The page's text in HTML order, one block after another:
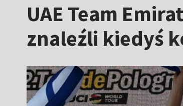
UAE Team
znaleźli kiedyś